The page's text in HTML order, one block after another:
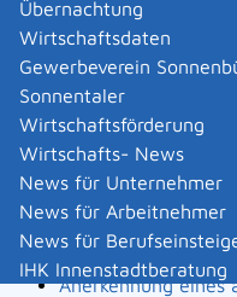
Übernachtung
Wirtschaftsdaten
Gewerbeverein
Sonnentaler
Wirtschaftsförderung
Wirtschafts- News
News für Unternehmer
News für Arbeitnehmer
News für
IHK Innenstadtberatung
Änderung
mitteilen
Änderungen an die
Anerkennung als
beantragen
Anerkennung als
Anerkennung als
Landesbauordnung
Anerkennung eines